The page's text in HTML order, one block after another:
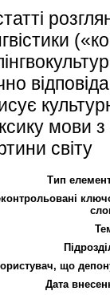
мови з
світу
Тип
що
Дата